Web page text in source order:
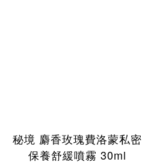
秘境 麝香玫瑰費洛蒙私密
保養舒緩噴霧 30ml